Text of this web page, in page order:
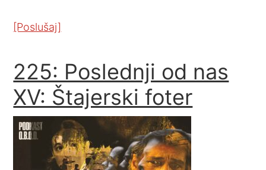
[Poslušaj]
225: Poslednji od nas
XV: Štajerski foter